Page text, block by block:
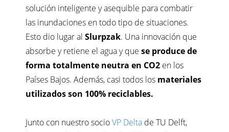
solución inteligente y asequible para combatir
las inundaciones en todo tipo de situaciones.
Esto dio lugar al Slurpzak. Una innovación que
absorbe y retiene el agua y que se produce de
forma totalmente neutra en CO2 en los
Países Bajos. Además, casi todos los materiales
utilizados son 100% reciclables.
Junto con nuestro socioVP Delta de TU Delft,